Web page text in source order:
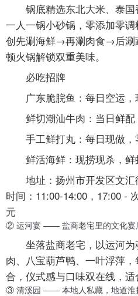
锅底精选东北大米、泰
一人一锅小砂锅 ，零添加零
创先涮海鲜→再涮肉食→后
顿火锅解锁双重美味。
必吃招牌
广东脆脘鱼 ：每日空运
鲜切潮汕牛肉 ：当日鲜
手工鲜打丸 ：每日现做
鲜活海鲜 ：现捞现杀，
地址：扬州市开发区文
时间：11:00-14:00，17:00 -
元
② 运河宴 —— 盐商老宅里的文化宴
坐落盐商老宅，以运河
肉、八宝葫芦鸭、一叶浮萍
合，仪式感与口味双在线，适
③ 清溪园 —— 本地人私藏，地道淮